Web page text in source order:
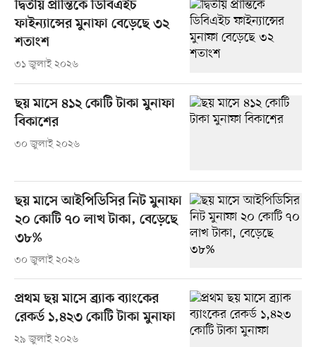
দ্বিতীয় প্রান্তিকে ডিবিএইচ
ফাইন্যান্সের মুনাফা বেড়েছে ৩২
শতাংশ
৩১ জুলাই ২০২৬
ছয় মাসে ৪১২ কোটি টাকা মুনাফা
বিকাশের
৩০ জুলাই ২০২৬
ছয় মাসে আইপিডিসির নিট মুনাফা
২০ কোটি ৭০ লাখ টাকা, বেড়েছে
৩৮%
৩০ জুলাই ২০২৬
প্রথম ছয় মাসে ব্র্যাক ব্যাংকের
রেকর্ড ১,৪২৩ কোটি টাকা মুনাফা
২৯ জুলাই ২০২৬